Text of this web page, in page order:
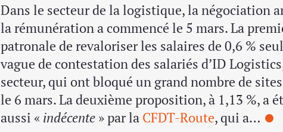
Dans le secteur de la logistique, la négociation
la rémunération a commencé le 5 mars. La
patronale de revaloriser les salaires de 0,6 %
vague de contestation des salariés d’ID
secteur, qui ont bloqué un grand nombre de
le 6 mars. La deuxième proposition, à 1,13 %, a
aussi « indécente » par la CFDT-Route, qui a…